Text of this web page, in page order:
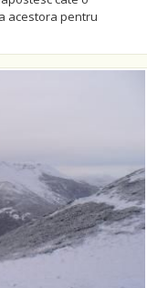
acestora pentru